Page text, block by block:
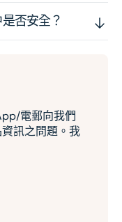
否安全？
電郵向我們
訊之問題。我